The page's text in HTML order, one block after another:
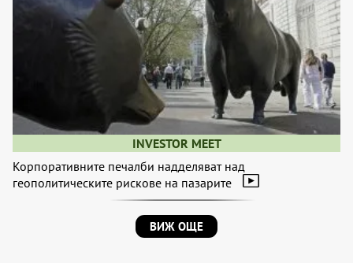
INVESTOR MEET
Корпоративните печалби надделяват над
геополитическите рискове на пазарите
ВИЖ ОЩЕ